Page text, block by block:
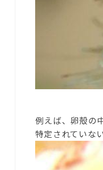
例えば、卵殻の
特定されていな